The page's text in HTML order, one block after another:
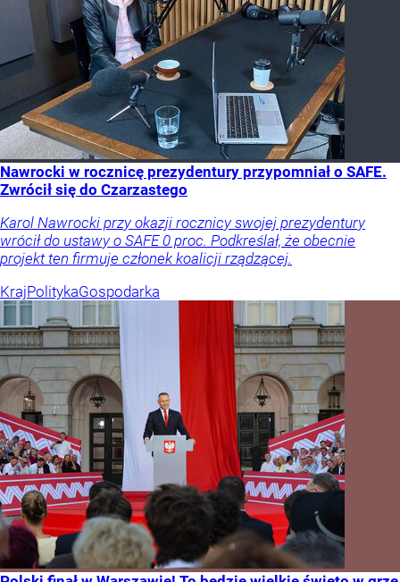
Nawrocki w rocznicę prezydentury przypomniał o SAFE.
Zwrócił się do Czarzastego
Karol Nawrocki przy okazji rocznicy swojej prezydentury
wrócił do ustawy o SAFE 0 proc. Podkreślał, że obecnie
projekt ten firmuje członek koalicji rządzącej.
KrajPolitykaGospodarka